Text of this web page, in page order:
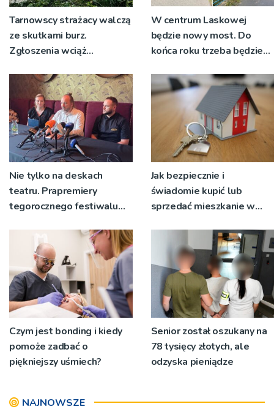
Tarnowscy strażacy walczą
ze skutkami burz.
Zgłoszenia wciąż
W centrum Laskowej
będzie nowy most. Do
końca roku trzeba będzie
Nie tylko na deskach
teatru. Prapremiery
tegorocznego festiwalu
niecodziennych
okolicznościach
Jak bezpiecznie i
świadomie kupić lub
sprzedać mieszkanie w
Czym jest bonding i kiedy
pomoże zadbać o
piękniejszy uśmiech?
Senior został oszukany na
78 tysięcy złotych, ale
odzyska pieniądze
NAJNOWSZE